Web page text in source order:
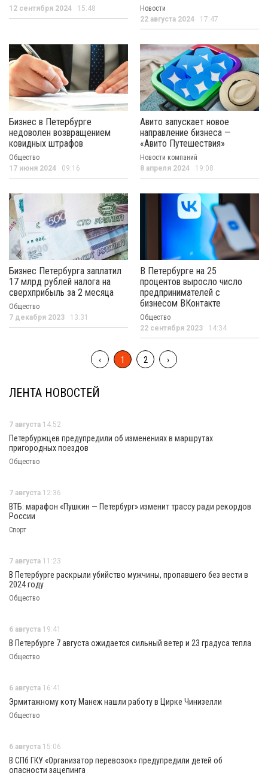
12 сентября 2024 15:48
Новости
22 августа 2024 17:47
Бизнес в Петербурге
недоволен возвращением
ковидных штрафов
Общество
17 июня 2024 09:16
Авито запускает новое
направление бизнеса —
«Авито Путешествия»
Новости компаний
8 апреля 2024 19:08
Бизнес Петербурга заплатил
17 млрд рублей налога на
сверхприбыль за 2 месяца
Общество
7 декабря 2023 13:31
В Петербурге на 25
процентов выросло число
предпринимателей с
бизнесом ВКонтакте
Общество
22 сентября 2023 14:34
‹ 1 2 ›
ЛЕНТА НОВОСТЕЙ
7 августа 14:52
Петербуржцев предупредили об изменениях в маршрутах
пригородных поездов
Общество
7 августа 12:36
ВТБ: марафон «Пушкин — Петербург» изменит трассу ради рекордов
России
Спорт
7 августа 11:23
В Петербурге раскрыли убийство мужчины, пропавшего без вести в
2024 году
Общество
6 августа 19:41
В Петербурге 7 августа ожидается сильный ветер и 23 градуса тепла
Общество
6 августа 16:41
Эрмитажному коту Манеж нашли работу в Цирке Чинизелли
Общество
6 августа 15:06
В СПб ГКУ «Организатор перевозок» предупредили детей об
опасности зацепинга